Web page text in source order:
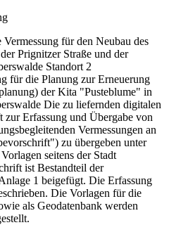
für den Neubau des
Prignitzer Straße und der
Standort 2
für die Planung zur Erneuerung
der Kita "Pusteblume" in
Die zu liefernden digitalen
zur Erfassung und Übergabe von
Vermessungen an
zu übergeben unter
seitens der Stadt
ist Bestandteil der
1 beigefügt. Die Erfassung
Die Vorlagen für die
als Geodatenbank werden